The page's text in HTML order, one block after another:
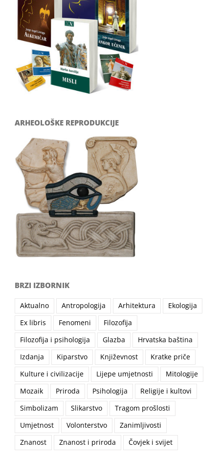
ARHEOLOŠKE REPRODUKCIJE
BRZI IZBORNIK
Aktualno Antropologija Arhitektura
Ekologija
Ex libris
Fenomeni
Filozofija
Filozofija i psihologija
Glazba
Hrvatska baština
Izdanja
Kiparstvo Književnost
Kratke priče
Kulture i civilizacije
Lijepe umjetnosti
Mitologije
Mozaik
Priroda Psihologija
Religije i kultovi
Simbolizam
Slikarstvo
Tragom prošlosti
Umjetnost
Volonterstvo
Zanimljivosti
Znanost
Znanost i priroda Čovjek i svijet